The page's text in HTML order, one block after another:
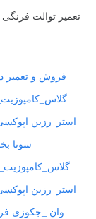
تعمیر توالت
فروش و تعمیر
استر_رزین
سونا
استر_رزین
وان _جکوزی